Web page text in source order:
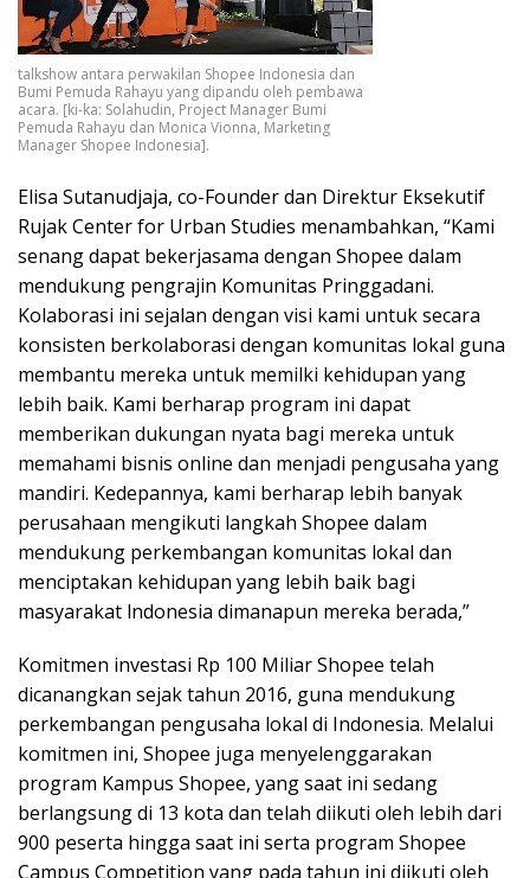
talkshow antara perwakilan Shopee Indonesia dan
Bumi Pemuda Rahayu yang dipandu oleh pembawa
acara. [ki-ka: Solahudin, Project Manager Bumi
Pemuda Rahayu dan Monica Vionna, Marketing
Manager Shopee Indonesia].
Elisa Sutanudjaja, co-Founder dan Direktur Eksekutif
Rujak Center for Urban Studies menambahkan, “Kami
senang dapat bekerjasama dengan Shopee dalam
mendukung pengrajin Komunitas Pringgadani.
Kolaborasi ini sejalan dengan visi kami untuk secara
konsisten berkolaborasi dengan komunitas lokal guna
membantu mereka untuk memilki kehidupan yang
lebih baik. Kami berharap program ini dapat
memberikan dukungan nyata bagi mereka untuk
memahami bisnis online dan menjadi pengusaha yang
mandiri. Kedepannya, kami berharap lebih banyak
perusahaan mengikuti langkah Shopee dalam
mendukung perkembangan komunitas lokal dan
menciptakan kehidupan yang lebih baik bagi
masyarakat lndonesia dimanapun mereka berada,”
Komitmen investasi Rp 100 Miliar Shopee telah
dicanangkan sejak tahun 2016, guna mendukung
perkembangan pengusaha lokal di Indonesia. Melalui
komitmen ini, Shopee juga menyelenggarakan
program Kampus Shopee, yang saat ini sedang
berlangsung di 13 kota dan telah diikuti oleh lebih dari
900 peserta hingga saat ini serta program Shopee
Campus Competition yang pada tahun ini diikuti oleh